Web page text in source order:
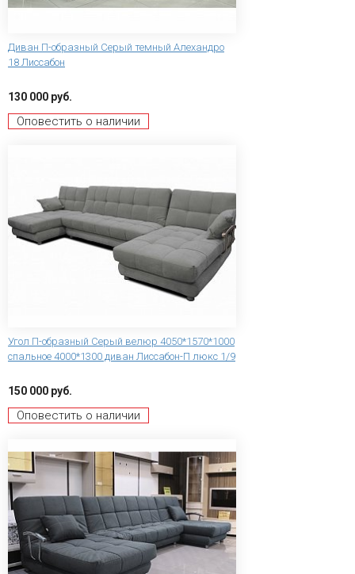
Диван П-образный Серый темный Алехандро
18 Лиссабон
130 000 руб.
Оповестить о наличии
Угол П-образный Серый велюр 4050*1570*1000
спальное 4000*1300 диван Лиссабон-П люкс 1/9
150 000 руб.
Оповестить о наличии